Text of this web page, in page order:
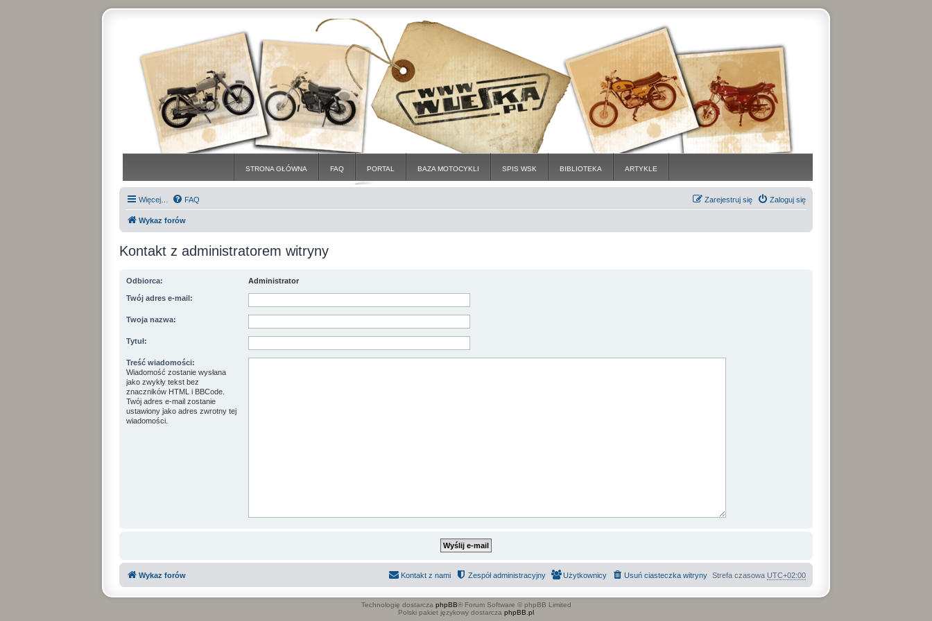
STRONA GŁÓWNA FAQ PORTAL BAZA MOTOCYKLI SPIS WSK BIBLIOTEKA ARTYKLE
Więcej… FAQ Zaloguj się
Zarejestruj się
Wykaz forów
Kontakt z administratorem witryny
Odbiorca: Administrator
Twój adres e-mail:
Twoja nazwa:
Tytuł:
Treść wiadomości:
Wiadomość zostanie wysłana
jako zwykły tekst bez
znaczników HTML i BBCode.
Twój adres e-mail zostanie
ustawiony jako adres zwrotny tej
wiadomości.
Wykaz forów Strefa czasowa UTC+02:00
Usuń ciasteczka witryny
Użytkownicy
Zespół administracyjny
Kontakt z nami
Technologię dostarcza phpBB® Forum Software © phpBB Limited
Polski pakiet językowy dostarcza phpBB.pl